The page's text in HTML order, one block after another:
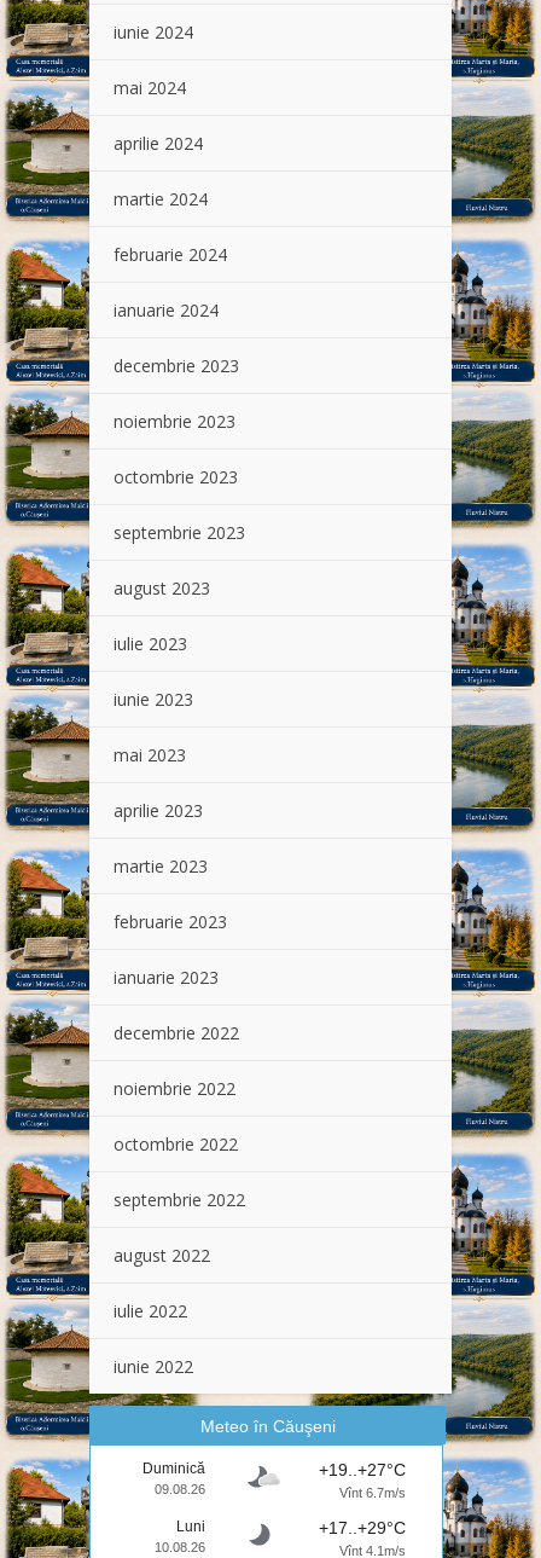
iunie 2024
mai 2024
aprilie 2024
martie 2024
februarie 2024
ianuarie 2024
decembrie 2023
noiembrie 2023
octombrie 2023
septembrie 2023
august 2023
iulie 2023
iunie 2023
mai 2023
aprilie 2023
martie 2023
februarie 2023
ianuarie 2023
decembrie 2022
noiembrie 2022
octombrie 2022
septembrie 2022
august 2022
iulie 2022
iunie 2022
Meteo în Căuşeni
Duminică
09.08.26
+19..+27°C
Vînt 6.7m/s
Luni
10.08.26
+17..+29°C
Vînt 4.1m/s